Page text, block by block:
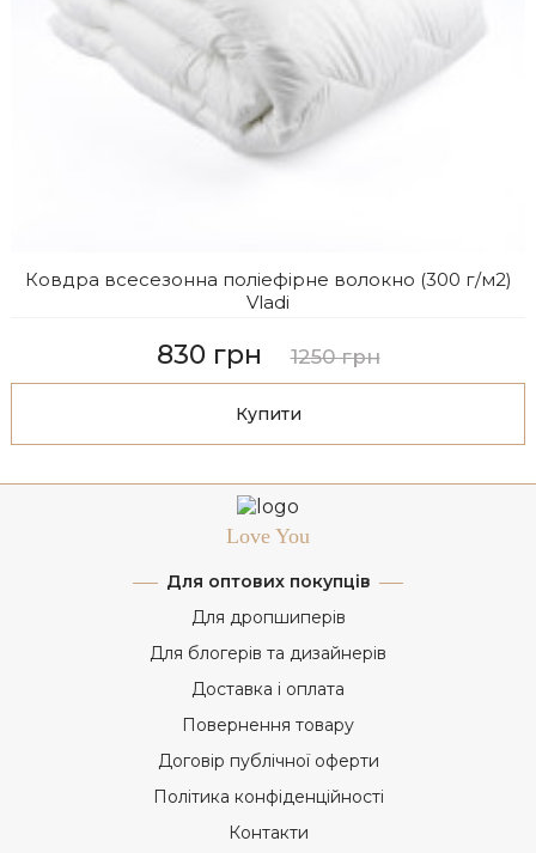
Ковдра всесезонна поліефірне волокно (300 г/м2)
Vladi
830 грн 1250 грн
Купити
Love You
Для оптових покупців
Для дропшиперів
Для блогерів та дизайнерів
Доставка і оплата
Повернення товару
Договір публічної оферти
Політика конфіденційності
Контакти